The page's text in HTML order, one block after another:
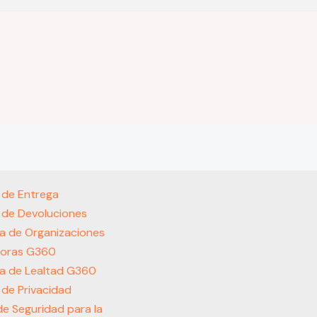
Entrega
Devoluciones
de Organizaciones
G360
de Lealtad G360
Privacidad
Seguridad para la